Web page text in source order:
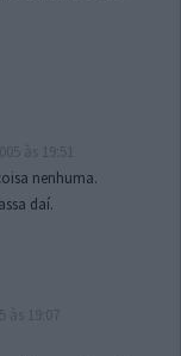
nenhuma.
daí.